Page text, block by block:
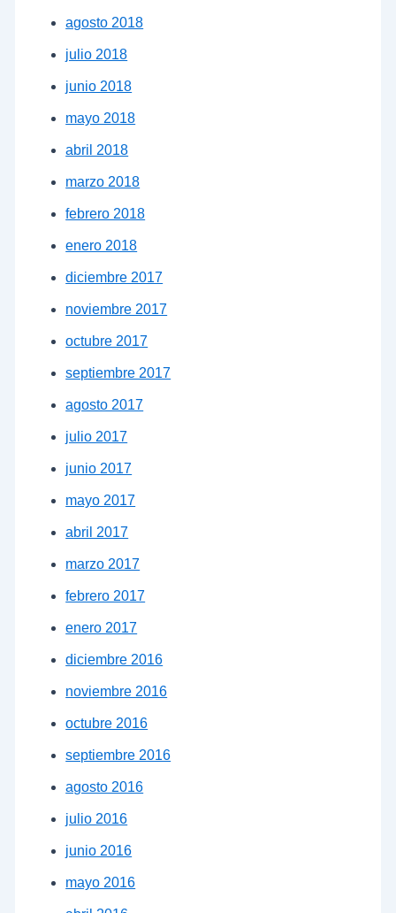
agosto 2018
julio 2018
junio 2018
mayo 2018
abril 2018
marzo 2018
febrero 2018
enero 2018
diciembre 2017
noviembre 2017
octubre 2017
septiembre 2017
agosto 2017
julio 2017
junio 2017
mayo 2017
abril 2017
marzo 2017
febrero 2017
enero 2017
diciembre 2016
noviembre 2016
octubre 2016
septiembre 2016
agosto 2016
julio 2016
junio 2016
mayo 2016